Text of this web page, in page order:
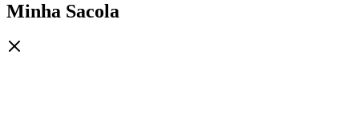
Minha Sacola